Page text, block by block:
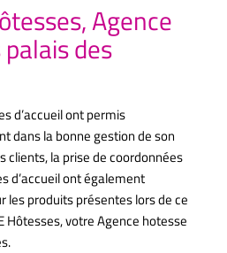
Agence
des
d’accueil ont permis
dans la bonne gestion de son
clients, la prise de coordonnées
d’accueil ont également
les produits présentes lors de ce
Hôtesses, votre Agence hotesse